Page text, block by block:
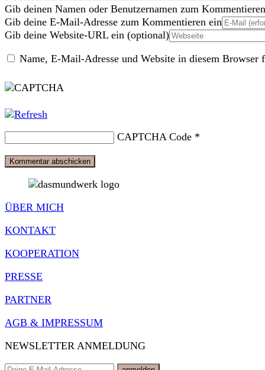
Gib deinen Namen oder Benutzernamen zum
Gib deine E-Mail-Adresse zum Kommentieren ein
Gib deine Website-URL ein (optional)
Name, E-Mail-Adresse und Website in diesem Browser
CAPTCHA Code *
ÜBER MICH
KONTAKT
KOOPERATION
PRESSE
PARTNER
AGB & IMPRESSUM
NEWSLETTER ANMELDUNG